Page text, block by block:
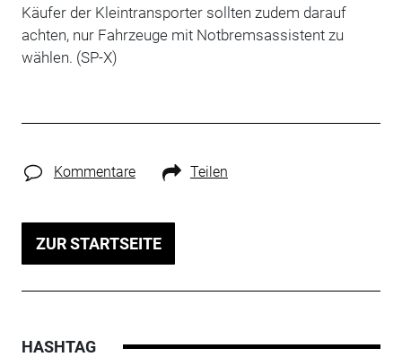
Käufer der Kleintransporter sollten zudem darauf
achten, nur Fahrzeuge mit Notbremsassistent zu
wählen. (SP-X)
Kommentare Teilen
ZUR STARTSEITE
HASHTAG